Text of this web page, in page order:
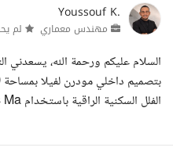
Youssouf K.
مهندس معماري لم
السلام عليكم ورحمة الله، يسعدني
الفلل السكنية الراقية باستخدام 3Ds Ma...